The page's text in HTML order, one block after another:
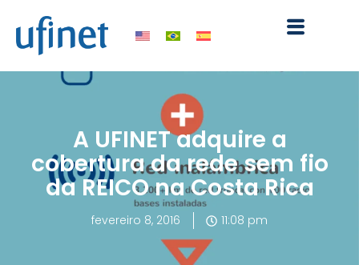
para
conteúdo
A UFINET adquire a
cobertura da rede sem fio
da REICO na Costa Rica
fevereiro 8, 2016 11:08 pm